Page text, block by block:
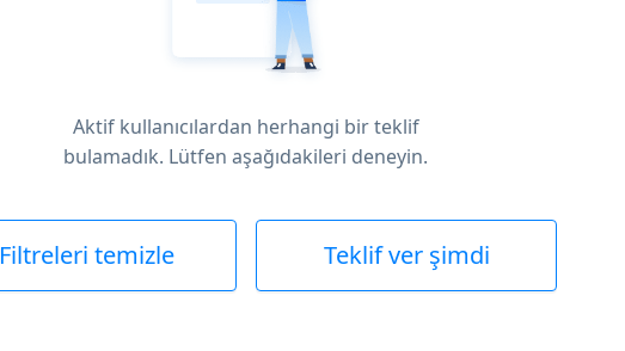
Aktif kullanıcılardan herhangi bir teklif
bulamadık. Lütfen aşağıdakileri deneyin.
Filtreleri temizle Teklif ver şimdi